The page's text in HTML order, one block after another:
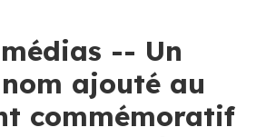
-- Un
ajouté au
commémoratif